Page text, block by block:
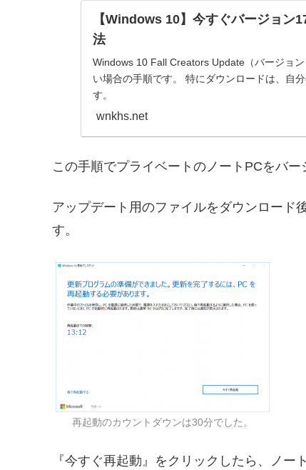
【Windows 10】今すぐバージョン
法
Windows 10 Fall Creators Update（バージョ
い場合の手順です。 特にダウンロードは、自
す。
wnkhs.net
この手順でプライベートのノートPCをバー
アップデート用のファイルをダウンロード
す。
再起動のカウントダウンは30分でした。
『今すぐ再起動』をクリックしたら、ノー